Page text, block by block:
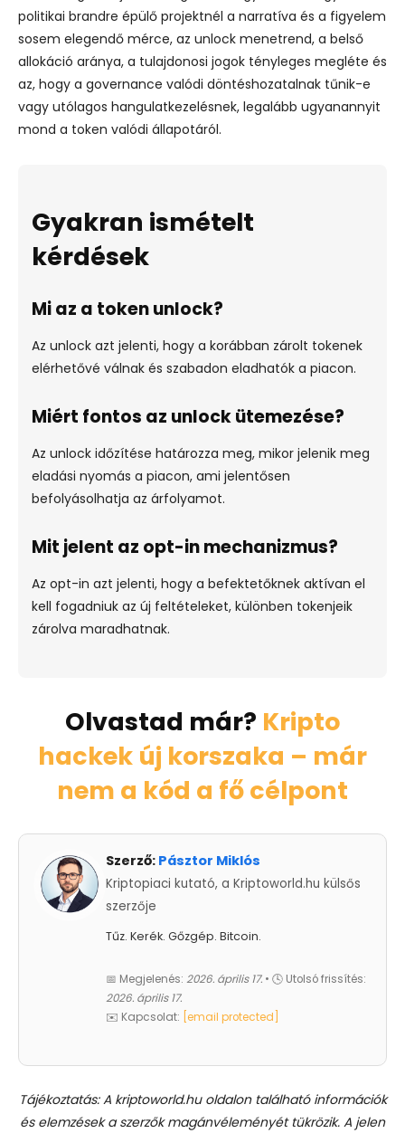
politikai brandre épülő projektnél a narratíva és a figyelem
sosem elegendő mérce, az unlock menetrend, a belső
allokáció aránya, a tulajdonosi jogok tényleges megléte és
az, hogy a governance valódi döntéshozatalnak tűnik-e
vagy utólagos hangulatkezelésnek, legalább ugyanannyit
mond a token valódi állapotáról.
Gyakran ismételt
kérdések
Mi az a token unlock?
Az unlock azt jelenti, hogy a korábban zárolt tokenek
elérhetővé válnak és szabadon eladhatók a piacon.
Miért fontos az unlock ütemezése?
Az unlock időzítése határozza meg, mikor jelenik meg
eladási nyomás a piacon, ami jelentősen
befolyásolhatja az árfolyamot.
Mit jelent az opt-in mechanizmus?
Az opt-in azt jelenti, hogy a befektetőknek aktívan el
kell fogadniuk az új feltételeket, különben tokenjeik
zárolva maradhatnak.
Olvastad már? Kripto
hackek új korszaka – már
nem a kód a fő célpont
Szerző: Pásztor Miklós
Kriptopiaci kutató, a Kriptoworld.hu külsős
szerzője
Tűz. Kerék. Gőzgép. Bitcoin.
📅 Megjelenés: 2026. április 17. • 🕓 Utolsó frissítés:
2026. április 17.
✉️ Kapcsolat:
[email protected]
Tájékoztatás: A kriptoworld.hu oldalon található információk
és elemzések a szerzők magánvéleményét tükrözik. A jelen